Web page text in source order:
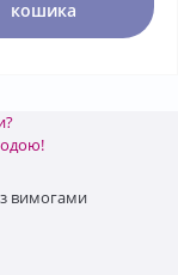
кошика
з вимогами